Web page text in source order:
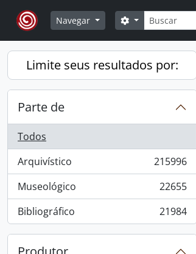
Skip to main content
Navegar
Buscar
Opções de busca
Limite seus resultados por:
Parte de
Todos
Arquivístico
, 215996 resultados
215996
Museológico
, 22655 resultados
22655
Bibliográfico
, 21984 resultados 21984